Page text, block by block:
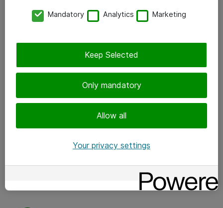
toimitusjohtajalta tai HR-osastolta.
Tarkista mahdollisen linkin URL (mutta älä
klikkaa ennen tarkistusta). Epämääräiset URL:t
ja kirjoitusvirheet paljastavat haitallisen linkin.
Arkaluontoisemmat selailut, kuten
pankkiasioiden tai verkko-ostosten tekeminen,
tulisi tehdä ainoastaan sinulle kuuluvalla
laitteella joka on kytkettynä luotettavaan
Wi-Fi –yhteys luovat riskin tietojen kopioinnille
Mandatory Analytics Marketing
Only mandatory
Allow all
Keep Selected
Your privacy settings